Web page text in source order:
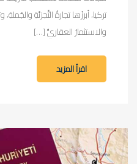
تركيا، أبرزُها تجارةُ التَّجزئَةِ والجُملةِ،
والاستثمارُ العقاريُّ […]
اقرأ المزيد